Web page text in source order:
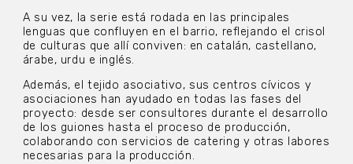
A su vez, la serie está rodada en las principales
lenguas que confluyen en el barrio, reflejando el crisol
de culturas que allí conviven: en catalán, castellano,
árabe, urdu e inglés.
Además, el tejido asociativo, sus centros cívicos y
asociaciones han ayudado en todas las fases del
proyecto: desde ser consultores durante el desarrollo
de los guiones hasta el proceso de producción,
colaborando con servicios de catering y otras labores
necesarias para la producción.